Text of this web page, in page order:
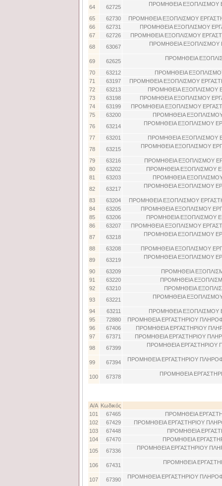
64
62725 ΠΡΟΜΗΘΕΙΑ ΕΞΟΠΛΙΣΜΟΥ
65 62730
ΠΡΟΜΗΘΕΙΑ ΕΞΟΠΛΙΣΜΟΥ
66
62731
ΠΡΟΜΗΘΕΙΑ ΕΞΟΠΛΙΣΜΟΥ
67
62726
ΠΡΟΜΗΘΕΙΑ ΕΞΟΠΛΙΣΜΟΥ
68
63067 ΠΡΟΜΗΘΕΙΑ ΕΞΟΠΛΙΣΜΟΥ
69 62625 ΠΡΟΜΗΘΕΙΑ
70 63212
ΠΡΟΜΗΘΕΙΑ
71
63197
ΠΡΟΜΗΘΕΙΑ ΕΞΟΠΛΙΣΜΟΥ
72
63213
ΠΡΟΜΗΘΕΙΑ ΕΞΟΠΛΙΣΜΟΥ
73
63198
ΠΡΟΜΗΘΕΙΑ ΕΞΟΠΛΙΣΜΟΥ
74
63199
ΠΡΟΜΗΘΕΙΑ ΕΞΟΠΛΙΣΜΟΥ
75
63200
ΠΡΟΜΗΘΕΙΑ
76
63214 ΠΡΟΜΗΘΕΙΑ ΕΞΟΠΛΙΣΜΟΥ
77 63201
ΠΡΟΜΗΘΕΙΑ ΕΞΟΠΛΙΣΜΟΥ
78
63215 ΠΡΟΜΗΘΕΙΑ ΕΞΟΠΛΙΣΜΟΥ
79 63216
ΠΡΟΜΗΘΕΙΑ ΕΞΟΠΛΙΣΜΟΥ
80
63202
ΠΡΟΜΗΘΕΙΑ ΕΞΟΠΛΙΣΜΟΥ
81
63203
ΠΡΟΜΗΘΕΙΑ
82
63217 ΠΡΟΜΗΘΕΙΑ ΕΞΟΠΛΙΣΜΟΥ
83 63204
ΠΡΟΜΗΘΕΙΑ ΕΞΟΠΛΙΣΜΟΥ
84
63205
ΠΡΟΜΗΘΕΙΑ ΕΞΟΠΛΙΣΜΟΥ
85
63206
ΠΡΟΜΗΘΕΙΑ ΕΞΟΠΛΙΣΜΟΥ
86
63207
ΠΡΟΜΗΘΕΙΑ ΕΞΟΠΛΙΣΜΟΥ
87
63218 ΠΡΟΜΗΘΕΙΑ ΕΞΟΠΛΙΣΜΟΥ
88 63208
ΠΡΟΜΗΘΕΙΑ ΕΞΟΠΛΙΣΜΟΥ
89
63219 ΠΡΟΜΗΘΕΙΑ ΕΞΟΠΛΙΣΜΟΥ
90 63209
ΠΡΟΜΗΘΕΙΑ
91
63220
ΠΡΟΜΗΘΕΙΑ
92
63210
ΠΡΟΜΗΘΕΙΑ
93
63221 ΠΡΟΜΗΘΕΙΑ
94 63211
ΠΡΟΜΗΘΕΙΑ ΕΞΟΠΛΙΣΜΟΥ
95
72880
ΠΡΟΜΗΘΕΙΑ ΕΡΓΑΣΤΗΡΙΟΥ
96
67406
ΠΡΟΜΗΘΕΙΑ ΕΡΓΑΣΤΗΡΙΟΥ
97
67371
ΠΡΟΜΗΘΕΙΑ ΕΡΓΑΣΤΗΡΙΟΥ
98
67399 ΠΡΟΜΗΘΕΙΑ ΕΡΓΑΣΤΗΡΙΟΥ
99 67394 ΠΡΟΜΗΘΕΙΑ ΕΡΓΑΣΤΗΡΙΟΥ
100 67378 ΠΡΟΜΗΘΕΙΑ
Α/Α Κωδικός
101
67465
ΠΡΟΜΗΘΕΙΑ
102
67429
ΠΡΟΜΗΘΕΙΑ ΕΡΓΑΣΤΗΡΙΟΥ
103
67448
ΠΡΟΜΗΘΕΙΑ
104
67470
ΠΡΟΜΗΘΕΙΑ
105
67336 ΠΡΟΜΗΘΕΙΑ ΕΡΓΑΣΤΗΡΙΟΥ
106 67431 ΠΡΟΜΗΘΕΙΑ
107 67390 ΠΡΟΜΗΘΕΙΑ ΕΡΓΑΣΤΗΡΙΟΥ